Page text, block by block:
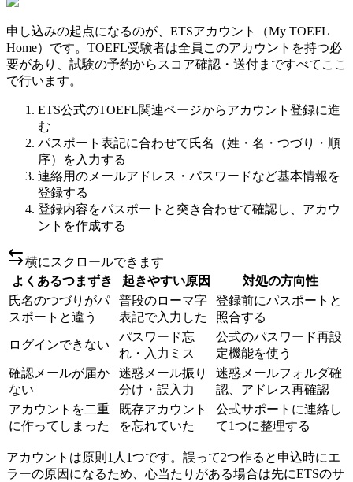
申し込みの起点になるのが、ETSアカウント（My TOEFL
Home）です。TOEFL受験者は全員このアカウントを持つ必
要があり、試験の予約からスコア確認・送付まですべてここ
で行います。
ETS公式のTOEFL関連ページからアカウント登録に進
む
パスポート表記に合わせて氏名（姓・名・つづり・順
序）を入力する
連絡用のメールアドレス・パスワードなど基本情報を
登録する
登録内容をパスポートと突き合わせて確認し、アカウ
ントを作成する
横にスクロールできます
よくあるつまずき
起きやすい原因
対処の方向性
氏名のつづりがパ
スポートと違う
普段のローマ字
表記で入力した
登録前にパスポートと
照合する
ログインできない
パスワード忘
れ・入力ミス
公式のパスワード再設
定機能を使う
確認メールが届か
ない
迷惑メール振り
分け・誤入力
迷惑メールフォルダ確
認、アドレス再確認
アカウントを二重
に作ってしまった
既存アカウント
を忘れていた
公式サポートに連絡し
て1つに整理する
アカウントは原則1人1つです。誤って2つ作ると申込時にエ
ラーの原因になるため、心当たりがある場合は先にETSのサ